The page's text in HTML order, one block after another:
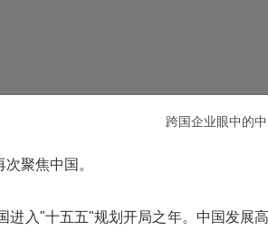
跨国企业眼中的
聚焦中国。
进入"十五五"规划开局之年。中国发展